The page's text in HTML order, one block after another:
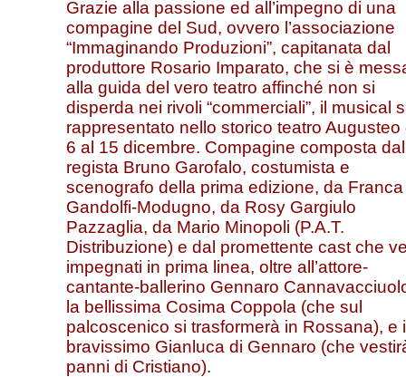
Grazie alla passione ed all’impegno di una
compagine del Sud, ovvero l’associazione
“Immaginando Produzioni”, capitanata dal
produttore Rosario Imparato, che si è
alla guida del vero teatro affinché non si
disperda nei rivoli “commerciali”, il musical
rappresentato nello storico teatro Augusteo
6 al 15 dicembre. Compagine composta dal
regista Bruno Garofalo, costumista e
scenografo della prima edizione, da Franca
Gandolfi-Modugno, da Rosy Gargiulo
Pazzaglia, da Mario Minopoli (P.A.T.
Distribuzione) e dal promettente cast che
impegnati in prima linea, oltre all’attore-
cantante-ballerino Gennaro
la bellissima Cosima Coppola (che sul
palcoscenico si trasformerà in Rossana), e
bravissimo Gianluca di Gennaro (che
panni di Cristiano).